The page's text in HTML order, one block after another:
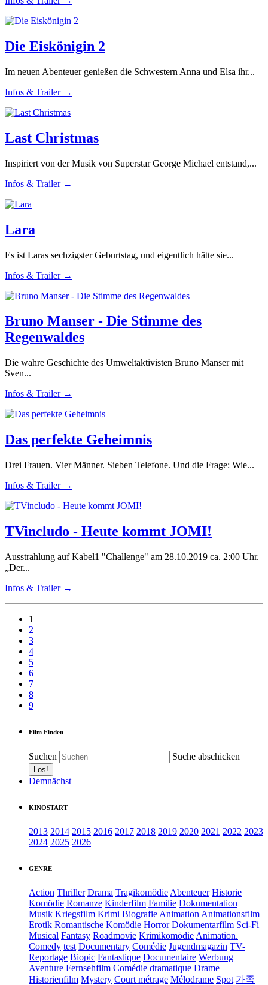
Die Eiskönigin 2
Im neuen Abenteuer genießen die Schwestern Anna und Elsa ihr...
Infos & Trailer →
Last Christmas
Inspiriert von der Musik von Superstar George Michael entstand,...
Infos & Trailer →
Lara
Es ist Laras sechzigster Geburtstag, und eigentlich hätte sie...
Infos & Trailer →
Bruno Manser - Die Stimme des
Regenwaldes
Die wahre Geschichte des Umweltaktivisten Bruno Manser mit
Sven...
Infos & Trailer →
Das perfekte Geheimnis
Drei Frauen. Vier Männer. Sieben Telefone. Und die Frage: Wie...
Infos & Trailer →
TVincludo - Heute kommt JOMI!
Ausstrahlung auf Kabel1 "Challenge" am 28.10.2019 ca. 2:00 Uhr.
„Der...
Infos & Trailer →
1
2
3
4
5
6
7
8
9
Film Finden
Suchen Suche abschicken
Demnächst
KINOSTART
2013 2014 2015 2016 2017 2018 2019 2020 2021 2022 2023
2024 2025 2026
GENRE
Action Thriller Drama Tragikomödie Abenteuer Historie
Komödie Romanze Kinderfilm Familie Dokumentation
Musik Kriegsfilm Krimi Biografie Animation Animationsfilm
Erotik Romantische Komödie Horror Dokumentarfilm Sci-Fi
Musical Fantasy Roadmovie Krimikomödie Animation.
Comedy test Documentary Comédie Jugendmagazin TV-
Reportage Biopic Fantastique Documentaire Werbung
Aventure Fernsehfilm Comédie dramatique Drame
Historienfilm Mystery Court métrage Mélodrame Spot 가족